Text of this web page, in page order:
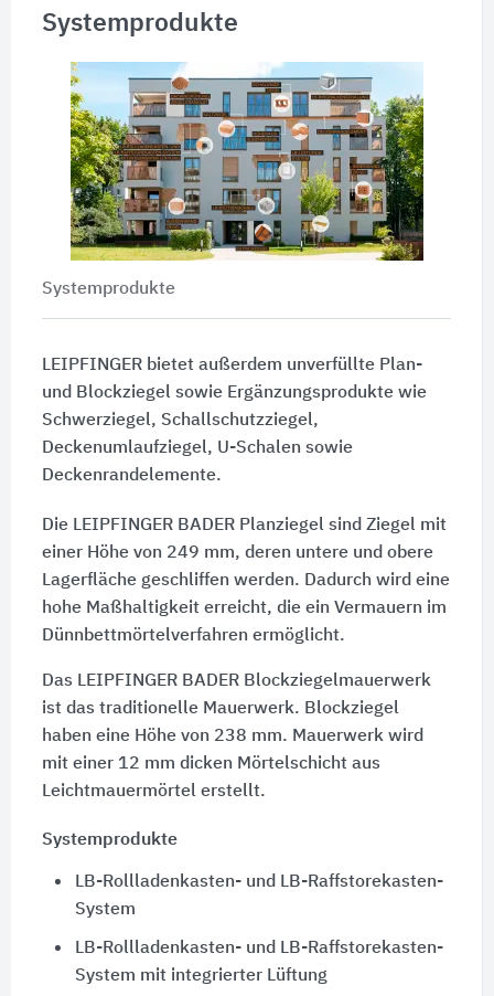
Systemprodukte
Systemprodukte
LEIPFINGER bietet außerdem unverfüllte Plan-
und Blockziegel sowie Ergänzungsprodukte wie
Schwerziegel, Schallschutzziegel,
Deckenumlaufziegel, U-Schalen sowie
Deckenrandelemente.
Die LEIPFINGER BADER Planziegel sind Ziegel mit
einer Höhe von 249 mm, deren untere und obere
Lagerfläche geschliffen werden. Dadurch wird eine
hohe Maßhaltigkeit erreicht, die ein Vermauern im
Dünnbettmörtelverfahren ermöglicht.
Das LEIPFINGER BADER Blockziegelmauerwerk
ist das traditionelle Mauerwerk. Blockziegel
haben eine Höhe von 238 mm. Mauerwerk wird
mit einer 12 mm dicken Mörtelschicht aus
Leichtmauermörtel erstellt.
Systemprodukte
LB-Rollladenkasten- und LB-Raffstorekasten-
System
LB-Rollladenkasten- und LB-Raffstorekasten-
System mit integrierter Lüftung